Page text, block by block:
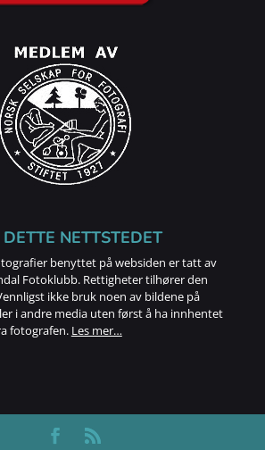
NETTSTEDET
benyttet på websiden er tatt av
Fotoklubb. Rettigheter tilhører den
ikke bruk noen av bildene på
i andre media uten først å ha innhentet
fotografen. Les mer…